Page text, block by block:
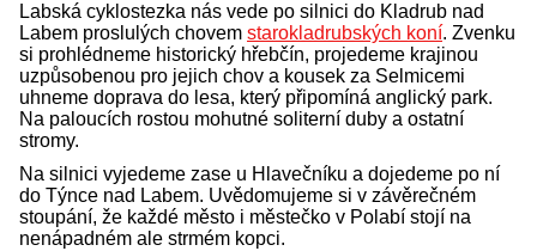
Labská cyklostezka nás vede po silnici do Kladrub nad
Labem proslulých chovem starokladrubských koní. Zvenku
si prohlédneme historický hřebčín, projedeme krajinou
uzpůsobenou pro jejich chov a kousek za Selmicemi
uhneme doprava do lesa, který připomíná anglický park.
Na paloucích rostou mohutné soliterní duby a ostatní
stromy.
Na silnici vyjedeme zase u Hlavečníku a dojedeme po ní
do Týnce nad Labem. Uvědomujeme si v závěrečném
stoupání, že každé město i městečko v Polabí stojí na
nenápadném ale strmém kopci.